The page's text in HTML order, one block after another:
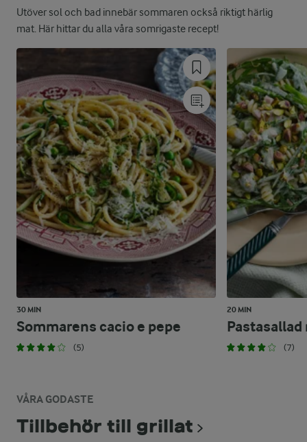
Utöver sol och bad innebär sommaren också riktigt härlig
mat. Här hittar du alla våra somrigaste recept!
30 MIN
Sommarens cacio e pepe
(5)
20 MIN
(7)
VÅRA GODASTE
Tillbehör till grillat